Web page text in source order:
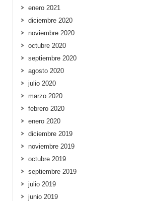
enero 2021
diciembre 2020
noviembre 2020
octubre 2020
septiembre 2020
agosto 2020
julio 2020
marzo 2020
febrero 2020
enero 2020
diciembre 2019
noviembre 2019
octubre 2019
septiembre 2019
julio 2019
junio 2019